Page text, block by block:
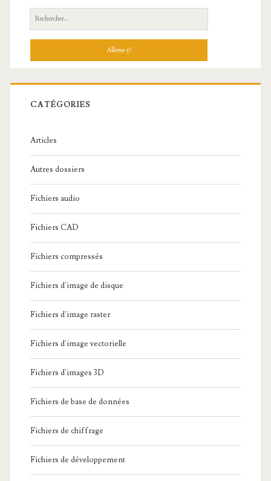
R
e
h
r
c
:
CATÉGORIES
Articles
Autres dossiers
Fichiers audio
Fichiers CAD
Fichiers compressés
Fichiers d'image de disque
Fichiers d'image raster
Fichiers d'image vectorielle
Fichiers d'images 3D
Fichiers de base de données
Fichiers de chiffrage
Fichiers de développement